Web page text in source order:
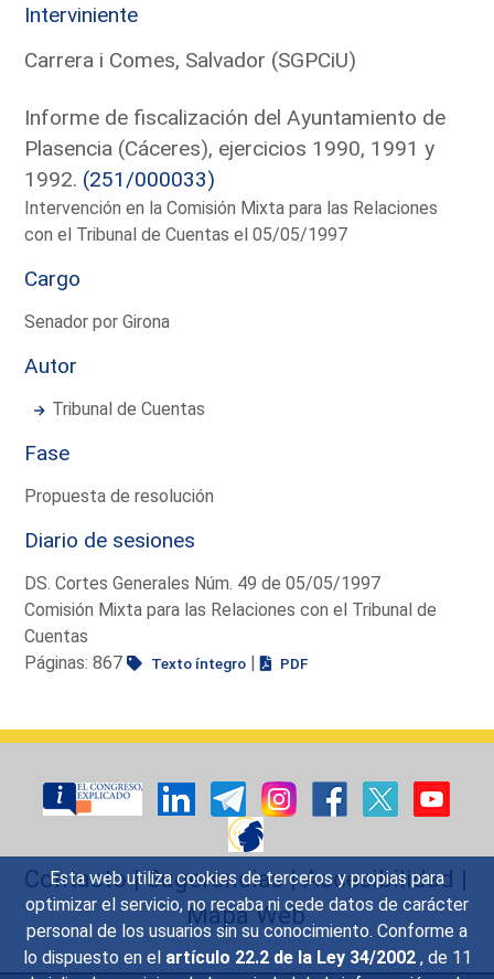
Esta web utiliza cookies de terceros y propias para
optimizar el servicio, no recaba ni cede datos de carácter
personal de los usuarios sin su conocimiento. Conforme a
lo dispuesto en el artículo 22.2 de la Ley 34/2002 , de 11
Interviniente
Carrera i Comes, Salvador (SGPCiU)
Informe de fiscalización del Ayuntamiento de
Plasencia (Cáceres), ejercicios 1990, 1991 y
1992. (251/000033)
Intervención en la Comisión Mixta para las Relaciones
con el Tribunal de Cuentas el 05/05/1997
Cargo
Senador por Girona
Autor
Tribunal de Cuentas
Fase
Propuesta de resolución
Diario de sesiones
DS. Cortes Generales Núm. 49 de 05/05/1997
Comisión Mixta para las Relaciones con el Tribunal de
Cuentas
Páginas: 867
Texto íntegro | PDF
Contacto|Sugerencias|Accesibilidad |
Mapa Web